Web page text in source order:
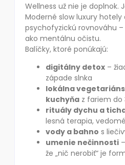
Wellness už nie je doplnok.
Moderné slow luxury hotely
psychofyzickú rovnováhu –
ako mentálnu očistu.
Balíčky, ktoré ponúkajú:
digitálny detox –
západe slnka
lokálna
kuchyňa z fariem do
rituály dychu a
lesná terapia,
vody a bahno s
umenie nečinnosti
že „nič nerobiť“ je